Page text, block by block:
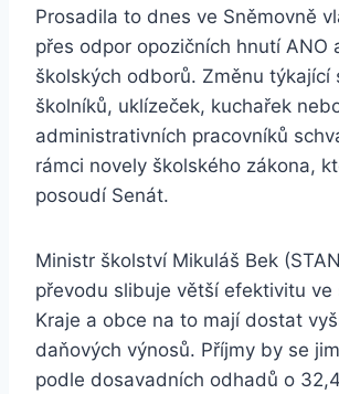
Prosadila to dnes ve Sněmovně
přes odpor opozičních hnutí ANO
školských odborů. Změnu týkající
školníků, uklízeček, kuchařek
administrativních pracovníků
rámci novely školského zákona,
posoudí Senát.
Ministr školství Mikuláš Bek
převodu slibuje větší efektivitu ve
Kraje a obce na to mají dostat
daňových výnosů. Příjmy by se
podle dosavadních odhadů o